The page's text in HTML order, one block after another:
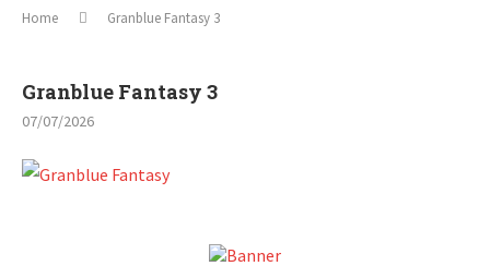
Home Granblue Fantasy 3
Granblue Fantasy 3
07/07/2026